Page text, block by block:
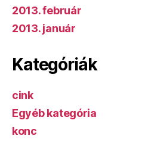
2013. február
2013. január
Kategóriák
cink
Egyéb kategória
konc